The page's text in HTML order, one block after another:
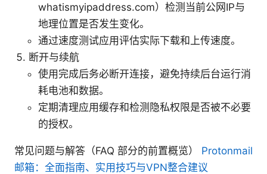
whatismyipaddress.com）检测当前公网IP与
地理位置是否发生变化。
通过速度测试应用评估实际下载和上传速度。
断开与续航
使用完成后务必断开连接，避免持续后台运行消
耗电池和数据。
定期清理应用缓存和检测隐私权限是否被不必要
的授权。
常见问题与解答（FAQ 部分的前置概览） Protonmail
邮箱：全面指南、实用技巧与VPN整合建议